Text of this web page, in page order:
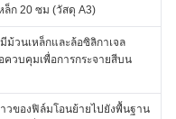
ล็ก 20 ซม (วัสดุ A3)
ม้วนเหล็กและล้อซิลิกาเจล
วบคุมเพื่อการกระจายสีบน
วของฟิล์มโอนย้ายไปยังพื้นฐาน